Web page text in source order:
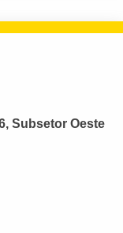
Subsetor Oeste